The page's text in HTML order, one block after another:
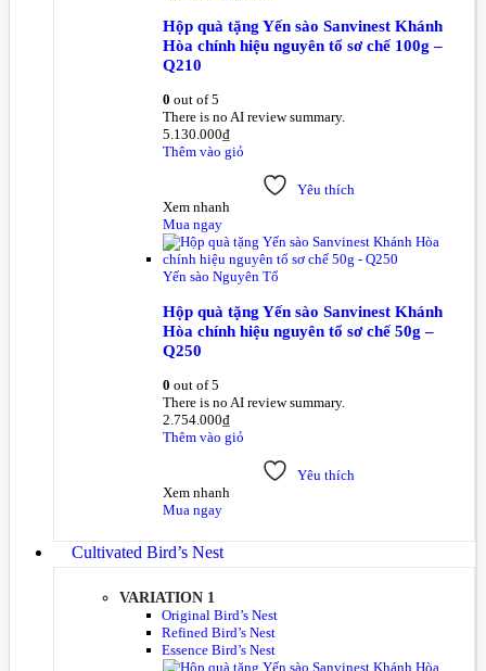
Hộp quà tặng Yến sào Sanvinest Khánh
Hòa chính hiệu nguyên tổ sơ chế 100g –
Q210
0 out of 5
There is no AI review summary.
5.130.000₫
Thêm vào giỏ
Yêu thích
Xem nhanh
Mua ngay
Yến sào Nguyên Tổ
Hộp quà tặng Yến sào Sanvinest Khánh
Hòa chính hiệu nguyên tổ sơ chế 50g –
Q250
0 out of 5
There is no AI review summary.
2.754.000₫
Thêm vào giỏ
Yêu thích
Xem nhanh
Mua ngay
Cultivated Bird’s Nest
VARIATION 1
Original Bird’s Nest
Refined Bird’s Nest
Essence Bird’s Nest